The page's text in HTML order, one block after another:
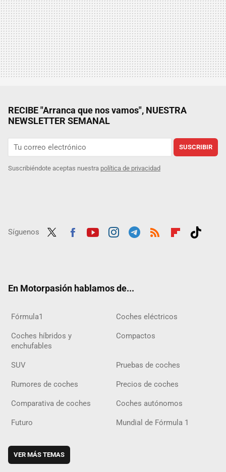
RECIBE "Arranca que nos vamos", NUESTRA
NEWSLETTER SEMANAL
SUSCRIBIR
Suscribiéndote aceptas nuestra política de privacidad
Síguenos
En Motorpasión hablamos de...
Fórmula1 Coches eléctricos
Coches híbridos y
enchufables
Compactos
SUV Pruebas de coches
Rumores de coches Precios de coches
Comparativa de coches Coches autónomos
Futuro Mundial de Fórmula 1
VER MÁS TEMAS